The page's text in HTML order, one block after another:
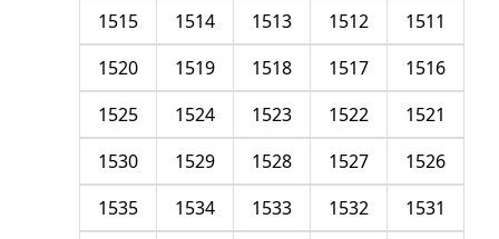
1511
1512
1513
1514
1515
1516
1517
1518
1519
1520
1521
1522
1523
1524
1525
1526
1527
1528
1529
1530
1531
1532
1533
1534
1535